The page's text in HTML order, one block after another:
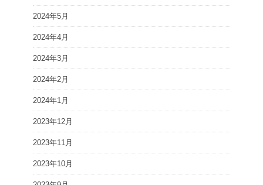
2024年5月
2024年4月
2024年3月
2024年2月
2024年1月
2023年12月
2023年11月
2023年10月